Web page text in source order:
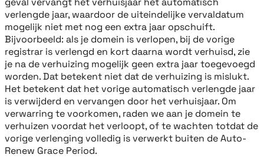
verlengde jaar, waardoor de uiteindelijke vervaldatum
mogelijk niet met nog een extra jaar opschuift.
Bijvoorbeeld: als je domein is verlopen, bij de vorige
registrar is verlengd en kort daarna wordt verhuisd, zie
je na de verhuizing mogelijk geen extra jaar toegevoegd
worden. Dat betekent niet dat de verhuizing is mislukt.
Het betekent dat het vorige automatisch verlengde jaar
is verwijderd en vervangen door het verhuisjaar. Om
verwarring te voorkomen, raden we aan je domein te
verhuizen voordat het verloopt, of te wachten totdat de
vorige verlenging volledig is verwerkt buiten de Auto-
Renew Grace Period.